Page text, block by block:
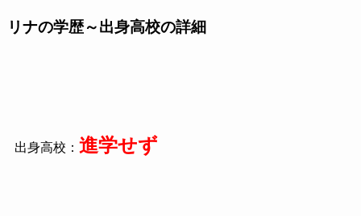
リナの学歴～出身高校の詳細
出身高校： 進学せず